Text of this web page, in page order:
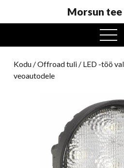
Morsun tee
Kodu /Offroad tuli / LED -töö
veoautodele